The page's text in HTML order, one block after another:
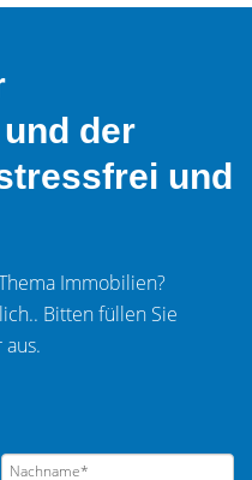
der
und
Immobilien?
Bitten füllen Sie